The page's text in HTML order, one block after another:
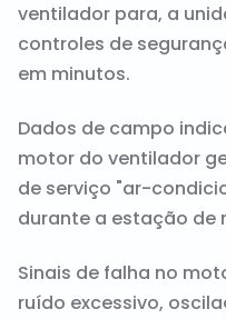
ventilador para, a
controles de
em minutos.
Dados de campo
motor do ventilador
de serviço "ar-
durante a estação de
Sinais de falha no
ruído excessivo,